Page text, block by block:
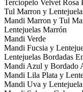
Terciopelo Velvet
Tul Marron y
Mandi Marron y Tul
Lentejuelas Marrón
Mandi Verde
Mandi Fucsia y
Lentejuelas Bordadas
Mandi Azul y Bordado
Mandi Lila Plata y
Mandi Uva y